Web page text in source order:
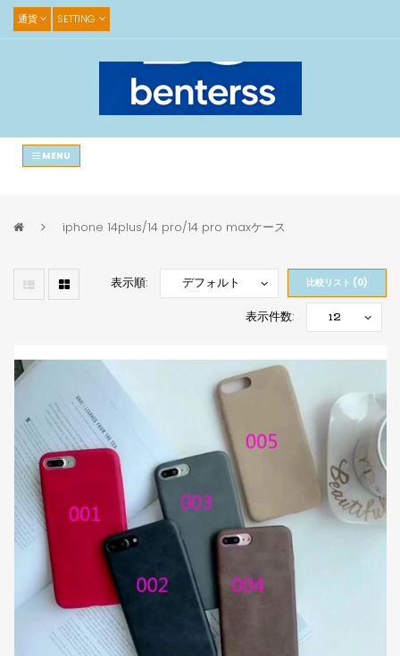
通貨 SETTING
MENU
iphone 14plus/14 pro/14 pro maxケース
比較リスト (0)
表示順:
表示件数: